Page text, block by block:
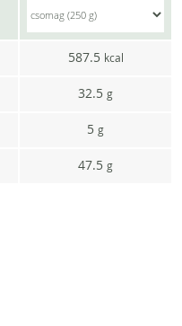
587.5 kcal
32.5 g
5 g
47.5 g